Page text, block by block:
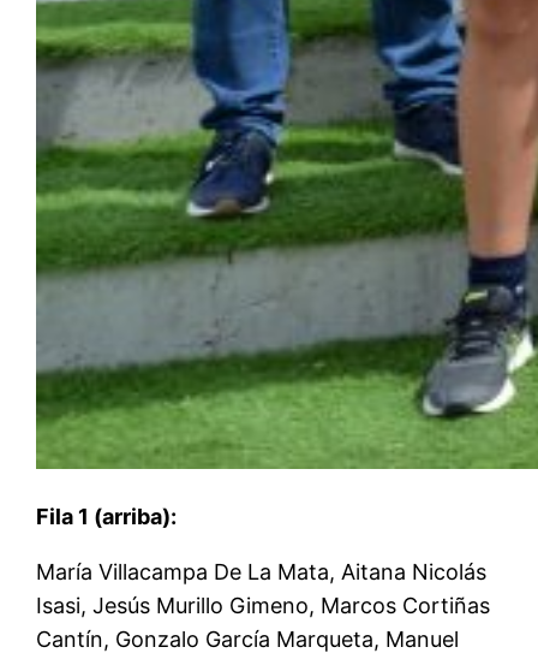
Fila 1 (arriba):
María Villacampa De La Mata, Aitana Nicolás
Isasi, Jesús Murillo Gimeno, Marcos Cortiñas
Cantín, Gonzalo García Marqueta, Manuel